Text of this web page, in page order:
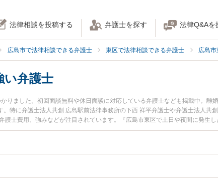
法律相談を投稿する 弁護士を探す 法律Q&Aを
広島市で法律相談できる弁護士 東区で法律相談できる弁護士 広島
い弁護士
りました。初回面談無料や休日面談に対応している弁護士なども掲載中。離
特に弁護士法人共創 広島駅前法律事務所の下西 祥平弁護士や弁護士法人共
護士費用、強みなどが注目されています。『広島市東区で土日や夜間に発生
近くの弁護士を検索したい』『初回相談無料で有責配偶者を法律相談でき